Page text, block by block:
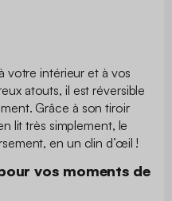
votre intérieur et à vos
atouts, il est réversible
Grâce à son tiroir
lit très simplement, le
en un clin d’œil !
vos moments de